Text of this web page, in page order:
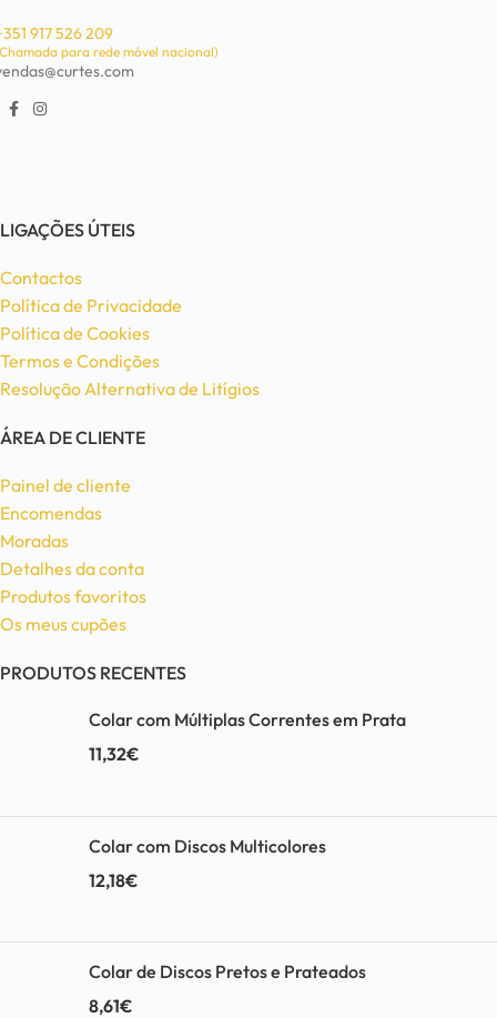
917 526 209
para rede móvel nacional)
LIGAÇÕES ÚTEIS
Contactos
Política de Privacidade
Política de Cookies
Termos e Condições
Resolução Alternativa de Litígios
ÁREA DE CLIENTE
Painel de cliente
Encomendas
Moradas
Detalhes da conta
Produtos favoritos
Os meus cupões
PRODUTOS RECENTES
Colar com Múltiplas Correntes em Prata
11,32€
Colar com Discos Multicolores
12,18€
Colar de Discos Pretos e Prateados
8,61€